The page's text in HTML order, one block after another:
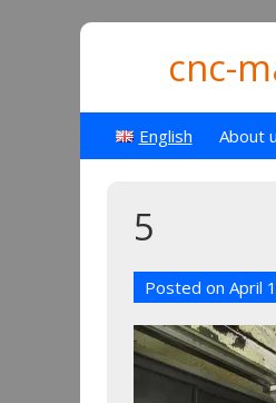
cnc-
English About
5
Posted on April